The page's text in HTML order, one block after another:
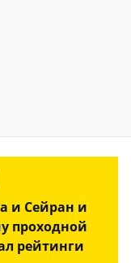
и Сейран и
проходной
рейтинги